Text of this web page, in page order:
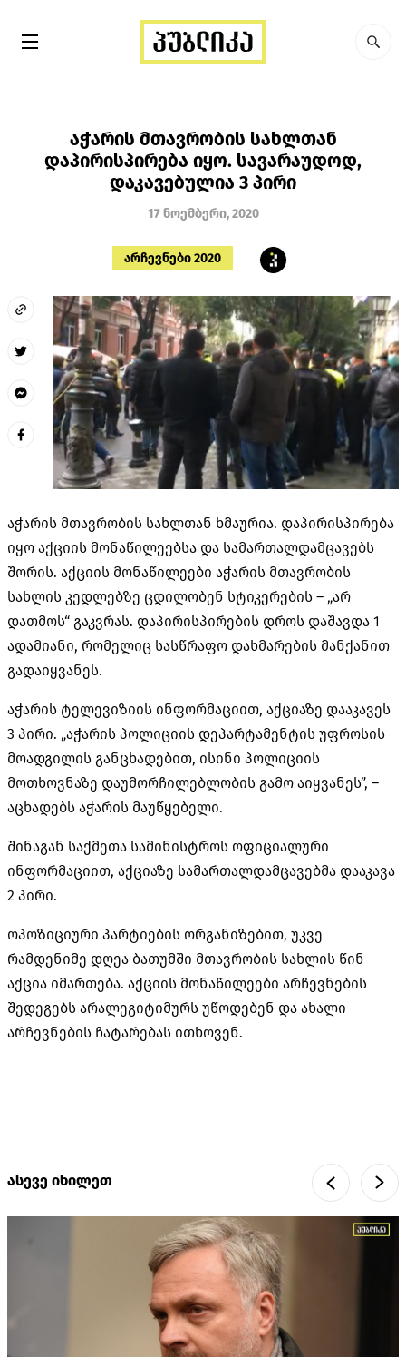
აჭარის მთავრობის სახლთან
დაპირისპირება იყო. სავარაუდოდ,
დაკავებულია 3 პირი
17 ნოემბერი, 2020
არჩევნები 2020
აჭარის მთავრობის სახლთან ხმაურია. დაპირისპირება
იყო აქციის მონაწილეებსა და სამართალდამცავებს
შორის. აქციის მონაწილეები აჭარის მთავრობის
სახლის კედლებზე ცდილობენ სტიკერების – „არ
დათმოს“ გაკვრას. დაპირისპირების დროს დაშავდა 1
ადამიანი, რომელიც სასწრაფო დახმარების მანქანით
გადაიყვანეს.
აჭარის ტელევიზიის ინფორმაციით, აქციაზე დააკავეს
3 პირი. „აჭარის პოლიციის დეპარტამენტის უფროსის
მოადგილის განცხადებით, ისინი პოლიციის
მოთხოვნაზე დაუმორჩილებლობის გამო აიყვანეს”, –
აცხადებს აჭარის მაუწყებელი.
შინაგან საქმეთა სამინისტროს ოფიციალური
ინფორმაციით, აქციაზე სამართალდამცავებმა დააკავა
2 პირი.
ოპოზიციური პარტიების ორგანიზებით, უკვე
რამდენიმე დღეა ბათუმში მთავრობის სახლის წინ
აქცია იმართება. აქციის მონაწილეები არჩევნების
შედეგებს არალეგიტიმურს უწოდებენ და ახალი
არჩევნების ჩატარებას ითხოვენ.
ასევე იხილეთ